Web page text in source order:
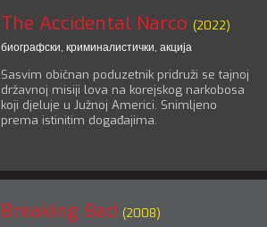
The Accidental Narco (2022)
биографски, криминалистички, акција
Sasvim običnan poduzetnik pridruži se tajnoj
državnoj misiji lova na korejskog narkobosa
koji djeluje u Južnoj Americi. Snimljeno
prema istinitim događajima.
Breaking Bad (2008)